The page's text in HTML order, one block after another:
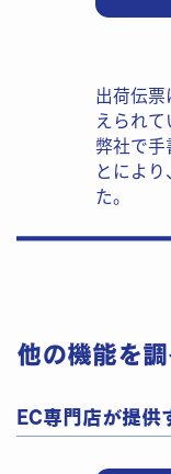
出荷伝
えられて
弊社で手
とによ
た。
他の​機能を
EC専門店が提供